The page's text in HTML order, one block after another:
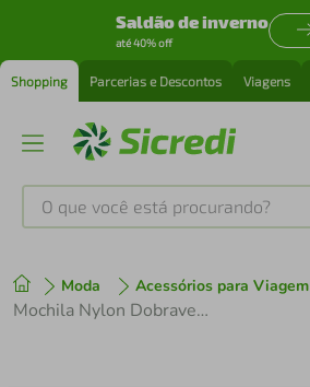
Saldão de inverno
até 40% off
Shopping Parcerias e Descontos Viagens
O que você está procurando?
Moda Acessórios para Viagem
Mochila Nylon Dobravel Impermeável 21L Cinza - QUANHE
1º tenis